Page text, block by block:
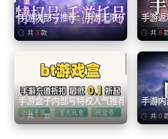
手游内部号推荐：手游无限代金卷、买
共3 款
手游
共6
手游盒子内部号特权人气推荐
共12款
手游内
共0